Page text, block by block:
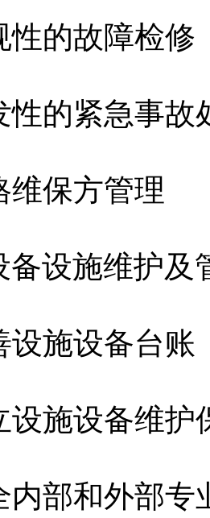
的故障检修
的紧急事故
保方管理
设施维护及
施设备台账
施设备维护
部和外部专